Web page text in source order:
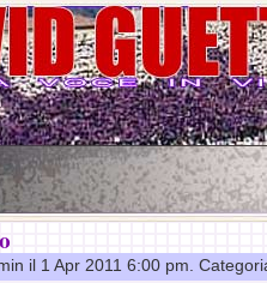
il 1 Apr 2011 6:00 pm.